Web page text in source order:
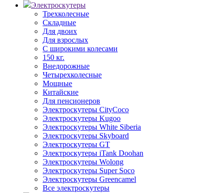
Электроскутеры
Трехколесные
Складные
Для двоих
Для взрослых
С широкими колесами
150 кг.
Внедорожные
Четырехколесные
Мощные
Китайские
Для пенсионеров
Электроскутеры CityCoco
Электроскутеры Kugoo
Электроскутеры White Siberia
Электроскутеры Skyboard
Электроскутеры GT
Электроскутеры iTank Doohan
Электроскутеры Wolong
Электроскутеры Super Soco
Электроскутеры Greencamel
Все электроскутеры